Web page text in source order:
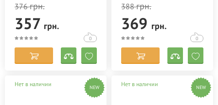
376грн.
357 грн.
0
388грн.
369 грн.
0
Нет в наличии NEW Нет в наличии NEW